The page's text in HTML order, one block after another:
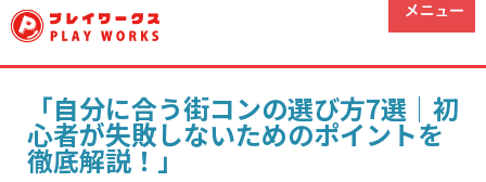
「自分に合う街コンの選び方7選｜初
心者が失敗しないためのポイントを
徹底解説！」